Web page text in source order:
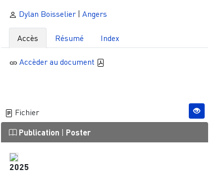
Dylan Boisselier| Angers
Accès Résumé Index
Accèder au document
Fichier
Publication | Poster
2025